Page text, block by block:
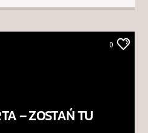
0
– ZOSTAŃ TU